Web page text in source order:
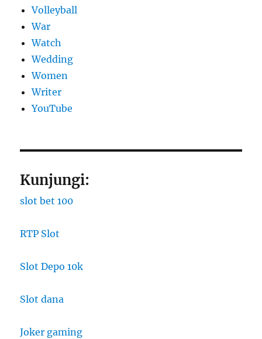
Volleyball
War
Watch
Wedding
Women
Writer
YouTube
Kunjungi:
slot bet 100
RTP Slot
Slot Depo 10k
Slot dana
Joker gaming